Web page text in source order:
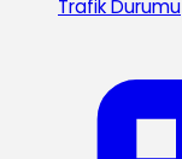
Trafik Durumu